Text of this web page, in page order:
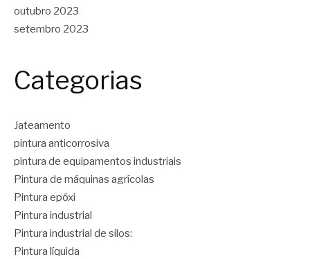
outubro 2023
setembro 2023
Categorias
Jateamento
pintura anticorrosiva
pintura de equipamentos industriais
Pintura de máquinas agrícolas
Pintura epóxi
Pintura industrial
Pintura industrial de silos:
Pintura líquida